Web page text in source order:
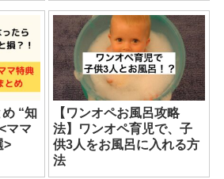
“知
ママ
>
【ワンオペお風呂攻略
法】ワンオペ育児で、子
供3人をお風呂に入れる方
法